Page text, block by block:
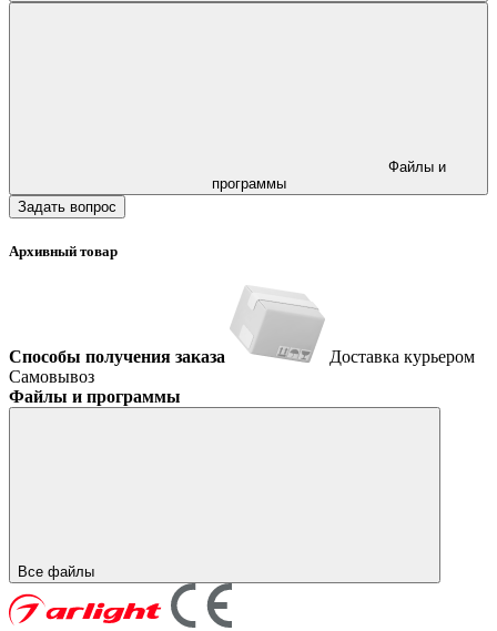
программы
Задать вопрос
Архивный товар
Способы получения заказа
Доставка курьером
Самовывоз
Файлы и программы
Все файлы